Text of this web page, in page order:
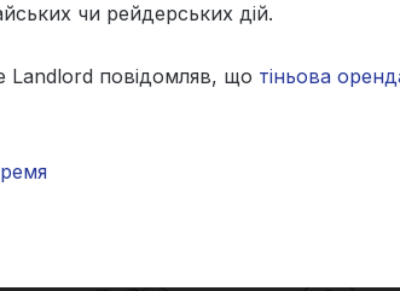
чи рейдерських дій.
Landlord повідомляв, що тіньова